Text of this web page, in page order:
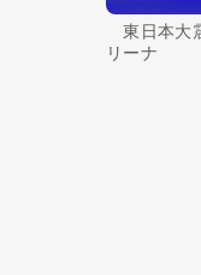
東日本大
リーナ